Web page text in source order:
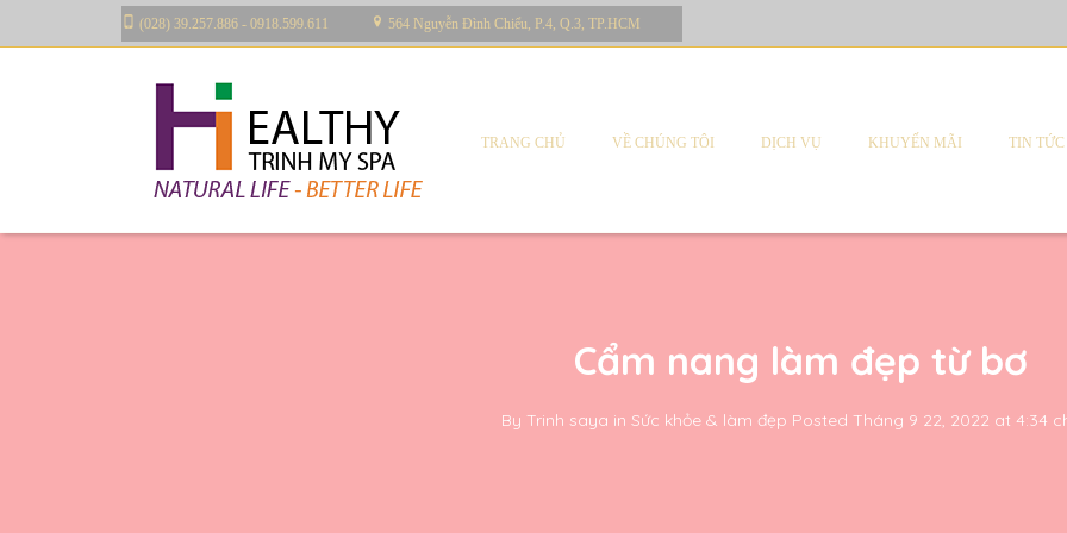
(028) 39.257.886 - 0918.599.611 564 Nguyễn Đình Chiểu, P.4, Q.3, TP.HCM
TRANG CHỦ VỀ CHÚNG TÔI DỊCH VỤ KHUYẾN MÃI TIN TỨC
Cẩm nang làm đẹp từ bơ
By Trinh saya in Sức khỏe & làm đẹp Posted Tháng 9 22, 2022 at 4:34